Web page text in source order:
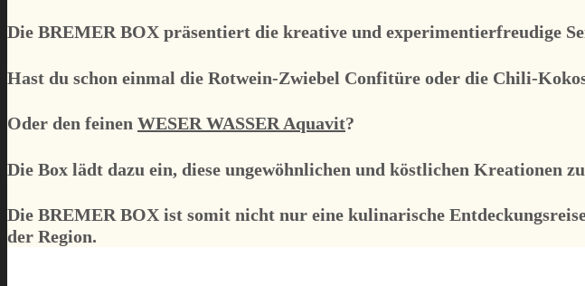
Die BREMER BOX präsentiert die kreative und experimentierfreudige
Hast du schon einmal die Rotwein-Zwiebel Confitüre oder die Chili-
Oder den feinen WESER WASSER Aquavit?
Die Box lädt dazu ein, diese ungewöhnlichen und köstlichen Kreationen
Die BREMER BOXist somit nicht nur eine kulinarische
der Region.